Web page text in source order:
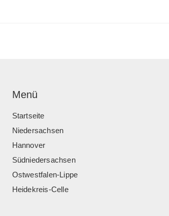
Menü
Startseite
Niedersachsen
Hannover
Südniedersachsen
Ostwestfalen-Lippe
Heidekreis-Celle